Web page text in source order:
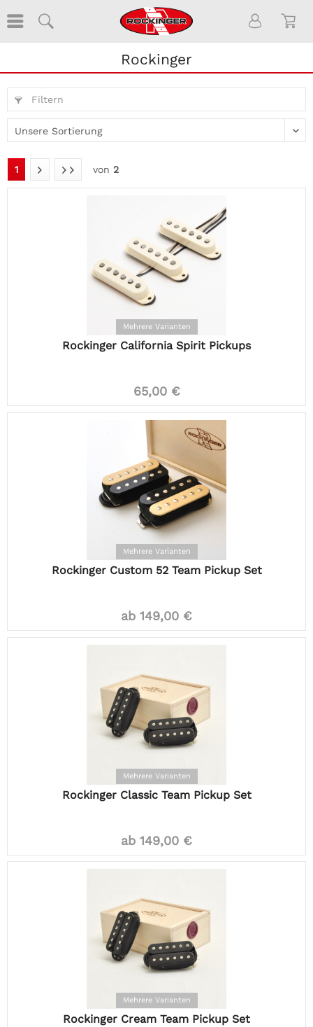
Rockinger
Filtern
1 von 2
Mehrere Varianten
Rockinger California Spirit Pickups
65,00 €
Mehrere Varianten
Rockinger Custom 52 Team Pickup Set
ab 149,00 €
Mehrere Varianten
Rockinger Classic Team Pickup Set
ab 149,00 €
Mehrere Varianten
Rockinger Cream Team Pickup Set